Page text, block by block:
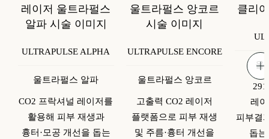
ULTRAPULSE ALPHA
울트라펄스 알파
CO2 프락셔널 레이저를
활용해 피부 재생과
흉터·모공 개선을 돕는
ULTRAPULSE ENCORE
울트라펄스 앙코르
고출력 CO2 레이저
플랫폼으로 피부 재생
및 주름·흉터 개선을
울
레
피부결
돕